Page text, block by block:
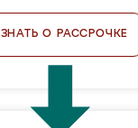
О РАССРОЧКЕ